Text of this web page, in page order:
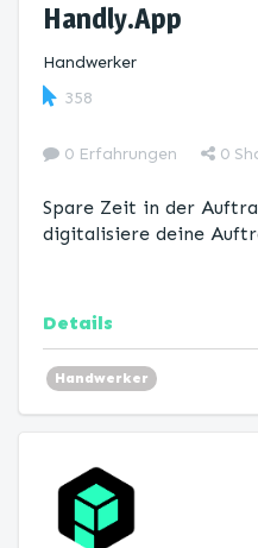
Handly.App
Handwerker
358
0 Erfahrungen 0
Spare Zeit in der
digitalisiere deine
Details
Handwerker